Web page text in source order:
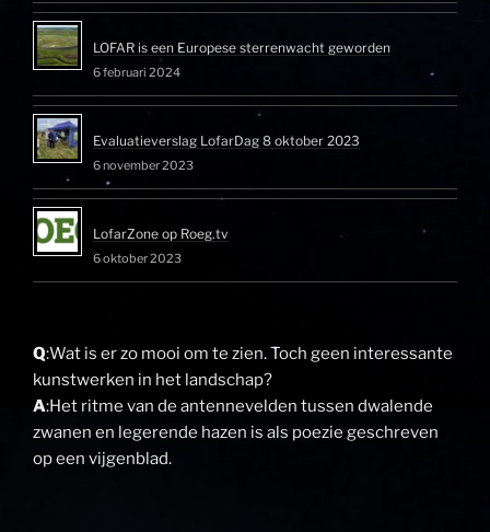
LOFAR is een Europese sterrenwacht geworden
6 februari 2024
Evaluatieverslag LofarDag 8 oktober 2023
6 november 2023
LofarZone op Roeg.tv
6 oktober 2023
Q:Wat is er zo mooi om te zien. Toch geen interessante
kunstwerken in het landschap?
A:Het ritme van de antennevelden tussen dwalende
zwanen en legerende hazen is als poezie geschreven
op een vijgenblad.